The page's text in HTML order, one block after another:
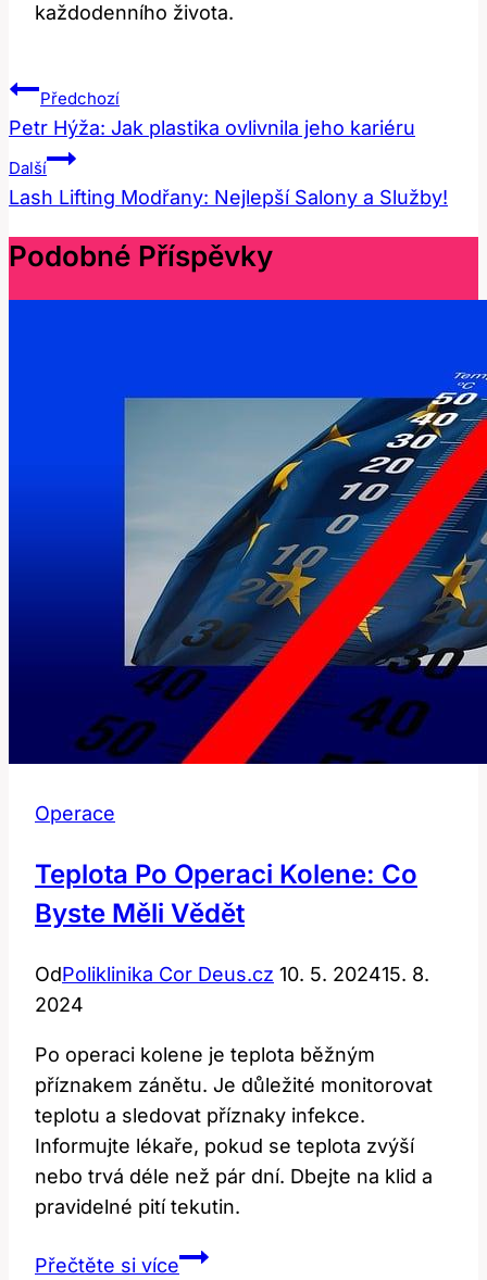
každodenního života.
Navigace
Pro
Příspěvek
Předchozí
Petr Hýža: Jak plastika ovlivnila jeho kariéru
Další
Lash Lifting Modřany: Nejlepší Salony a Služby!
Podobné Příspěvky
Operace
Teplota Po Operaci Kolene: Co
Byste Měli Vědět
OdPoliklinika Cor Deus.cz 10. 5. 202415. 8.
2024
Po operaci kolene je teplota běžným
příznakem zánětu. Je důležité monitorovat
teplotu a sledovat příznaky infekce.
Informujte lékaře, pokud se teplota zvýší
nebo trvá déle než pár dní. Dbejte na klid a
pravidelné pití tekutin.
Přečtěte si víceTeplota